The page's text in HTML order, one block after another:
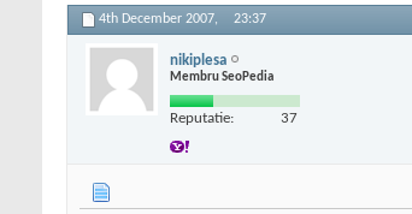
4th December 2007, 23:37
nikiplesa
Membru SeoPedia
Reputatie: 37